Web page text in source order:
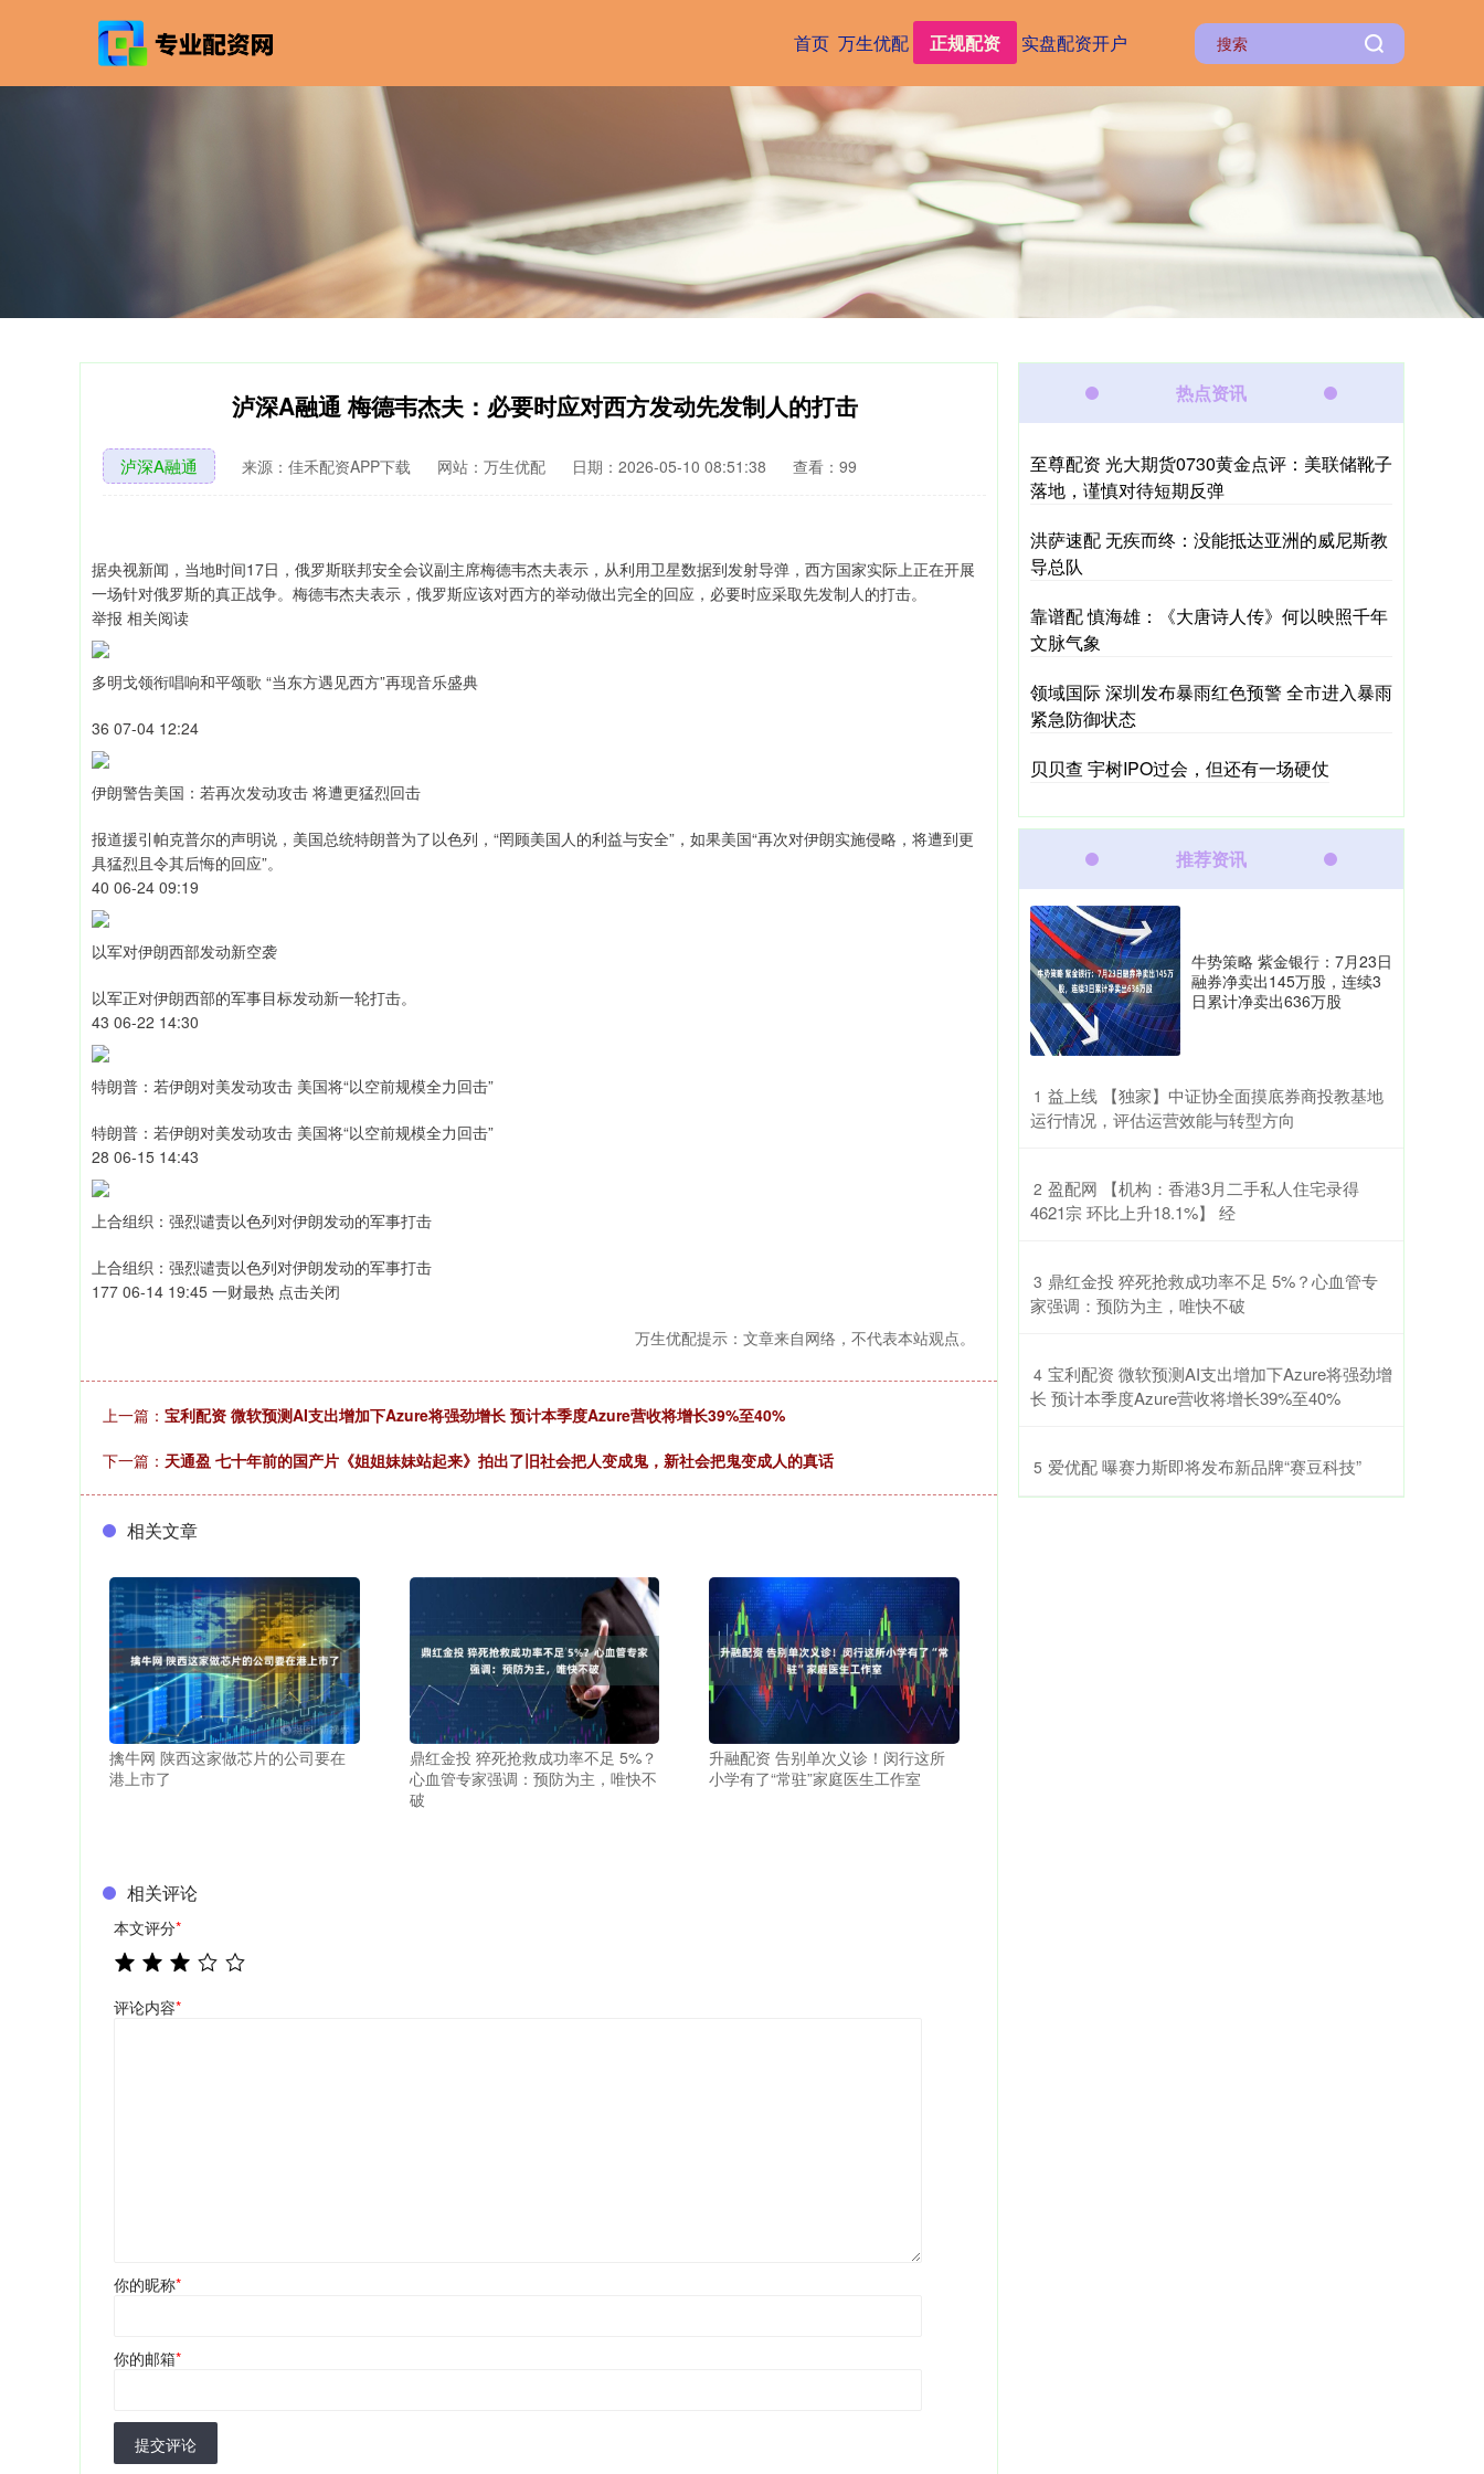
首页 万生优配 正规配资 实盘配资开户
泸深A融通 梅德韦杰夫：必要时应对西方发动先发制人的打击
泸深A融通 来源：佳禾配资APP下载 网站：万生优配 日期：2026-05-10 08:51:38 查看：99
据央视新闻，当地时间17日，俄罗斯联邦安全会议副主席梅德韦杰夫表示，从利用卫星数据到发射导弹，西方国家实际上正在开展
一场针对俄罗斯的真正战争。梅德韦杰夫表示，俄罗斯应该对西方的举动做出完全的回应，必要时应采取先发制人的打击。
举报 相关阅读
多明戈领衔唱响和平颂歌 “当东方遇见西方”再现音乐盛典
36 07-04 12:24
伊朗警告美国：若再次发动攻击 将遭更猛烈回击
报道援引帕克普尔的声明说，美国总统特朗普为了以色列，“罔顾美国人的利益与安全”，如果美国“再次对伊朗实施侵略，将遭到更
具猛烈且令其后悔的回应”。
40 06-24 09:19
以军对伊朗西部发动新空袭
以军正对伊朗西部的军事目标发动新一轮打击。
43 06-22 14:30
特朗普：若伊朗对美发动攻击 美国将“以空前规模全力回击”
特朗普：若伊朗对美发动攻击 美国将“以空前规模全力回击”
28 06-15 14:43
上合组织：强烈谴责以色列对伊朗发动的军事打击
上合组织：强烈谴责以色列对伊朗发动的军事打击
177 06-14 19:45 一财最热 点击关闭
万生优配提示：文章来自网络，不代表本站观点。
上一篇： 宝利配资 微软预测AI支出增加下Azure将强劲增长 预计本季度Azure营收将增长39%至40%
下一篇： 天通盈 七十年前的国产片《姐姐妹妹站起来》拍出了旧社会把人变成鬼，新社会把鬼变成人的真话
相关文章
擒牛网 陕西这家做芯片的公司要在
港上市了
鼎红金投 猝死抢救成功率不足 5%？
心血管专家强调：预防为主，唯快不
破
升融配资 告别单次义诊！闵行这所
小学有了“常驻”家庭医生工作室
相关评论
本文评分*
评论内容*
你的昵称*
你的邮箱*
提交评论
热点资讯
至尊配资 光大期货0730黄金点评：美联储靴子
落地，谨慎对待短期反弹
洪萨速配 无疾而终：没能抵达亚洲的威尼斯教
导总队
靠谱配 慎海雄：《大唐诗人传》何以映照千年
文脉气象
领域国际 深圳发布暴雨红色预警 全市进入暴雨
紧急防御状态
贝贝查 宇树IPO过会，但还有一场硬仗
推荐资讯
牛势策略 紫金银行：7月23日
融券净卖出145万股，连续3
日累计净卖出636万股
1 ​益上线 【独家】中证协全面摸底券商投教基地
运行情况，评估运营效能与转型方向
2 ​盈配网 【机构：香港3月二手私人住宅录得
4621宗 环比上升18.1%】 经
3 ​鼎红金投 猝死抢救成功率不足 5%？心血管专
家强调：预防为主，唯快不破
4 ​宝利配资 微软预测AI支出增加下Azure将强劲增
长 预计本季度Azure营收将增长39%至40%
5 ​爱优配 曝赛力斯即将发布新品牌“赛豆科技”